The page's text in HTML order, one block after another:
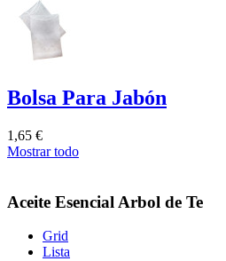
Bolsa Para Jabón
1,65 €
Mostrar todo
Aceite Esencial Arbol de Te
Grid
Lista